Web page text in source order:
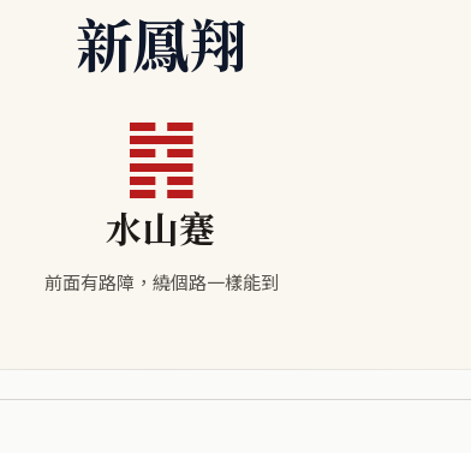
新鳳翔
䷦
水山蹇
前面有路障，繞個路一樣能到